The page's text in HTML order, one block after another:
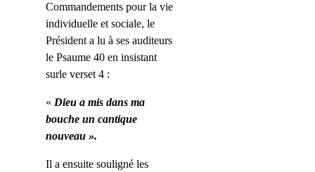
Commandements pour la vie
individuelle et sociale, le
Président a lu à ses auditeurs
le Psaume 40 en insistant
surle verset 4 :
« Dieu a mis dans ma
bouche un cantique
nouveau ».
Il a ensuite souligné les